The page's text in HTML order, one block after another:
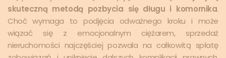
skuteczną metodą pozbycia się długu i komornika.
Choć wymaga to podjęcia odważnego kroku i może
wiązać się z emocjonalnym ciężarem, sprzedaż
nieruchomości najczęściej pozwala na całkowitą spłatę